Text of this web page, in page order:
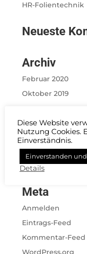
HR-Folientechnik
Neueste
Archiv
Februar 2020
Oktober 2019
Kategorien
Allgemein
Design
webdesign
Meta
Anmelden
Eintrags-Feed
Kommentar-Feed
WordPress.org
Diese Website
Nutzung Cookies.
Einverständnis.​
Einverstanden
Details